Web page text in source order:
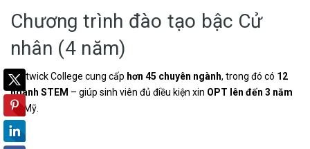
Chương trình đào tạo bậc Cử
nhân (4 năm)
Hartwick College cung cấp hơn 45 chuyên ngành, trong đó có 12
ngành STEM – giúp sinh viên đủ điều kiện xin OPT lên đến 3 năm
tại Mỹ.